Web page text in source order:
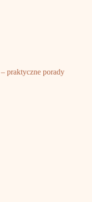
praktyczne porady